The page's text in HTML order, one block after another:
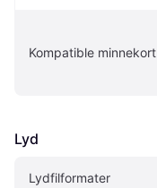
Kompatible minnekort
Lyd
Lydfilformater